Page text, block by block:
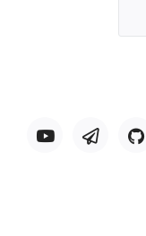
YoutubeTelegram